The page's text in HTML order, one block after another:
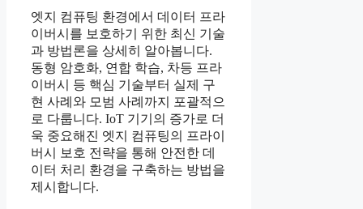
엣지 컴퓨팅 환경에서 데이터 프라
이버시를 보호하기 위한 최신 기술
과 방법론을 상세히 알아봅니다.
동형 암호화, 연합 학습, 차등 프라
이버시 등 핵심 기술부터 실제 구
현 사례와 모범 사례까지 포괄적으
로 다룹니다. IoT 기기의 증가로 더
욱 중요해진 엣지 컴퓨팅의 프라이
버시 보호 전략을 통해 안전한 데
이터 처리 환경을 구축하는 방법을
제시합니다.